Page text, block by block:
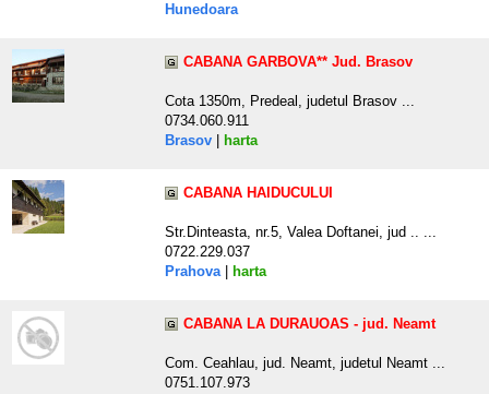
Hunedoara
CABANA GARBOVA** Jud. Brasov
Cota 1350m, Predeal, judetul Brasov ...
0734.060.911
Brasov
harta
CABANA HAIDUCULUI
Str.Dinteasta, nr.5, Valea Doftanei, jud .. ...
0722.229.037
Prahova| harta
CABANA LA DURAUOAS - jud. Neamt
Com. Ceahlau, jud. Neamt, judetul Neamt ...
0751.107.973